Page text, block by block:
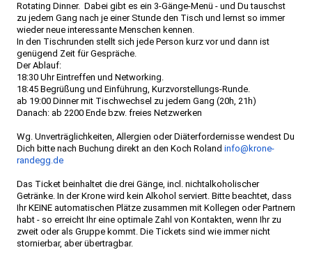
Rotating Dinner. Dabei gibt es ein 3-Gänge-Menü - und Du tauschst
zu jedem Gang nach je einer Stunde den Tisch und lernst so immer
wieder neue interessante Menschen kennen.
In den Tischrunden stellt sich jede Person kurz vor und dann ist
genügend Zeit für Gespräche.
Der Ablauf:
18:30 Uhr Eintreffen und Networking.
18:45 Begrüßung und Einführung, Kurzvorstellungs-Runde.
ab 19:00 Dinner mit Tischwechsel zu jedem Gang (20h, 21h)
Danach: ab 2200 Ende bzw. freies Netzwerken
Wg. Unverträglichkeiten, Allergien oder Diäterfordernisse wendest Du
Dich bitte nach Buchung direkt an den Koch Roland info@krone-
randegg.de
Das Ticket beinhaltet die drei Gänge, incl. nichtalkoholischer
Getränke. In der Krone wird kein Alkohol serviert. Bitte beachtet, dass
Ihr KEINE automatischen Plätze zusammen mit Kollegen oder Partnern
habt - so erreicht Ihr eine optimale Zahl von Kontakten, wenn Ihr zu
zweit oder als Gruppe kommt. Die Tickets sind wie immer nicht
stornierbar, aber übertragbar.